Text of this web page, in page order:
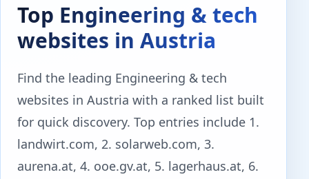
Top Engineering & tech
websites in Austria
Find the leading Engineering & tech
websites in Austria with a ranked list built
for quick discovery. Top entries include 1.
landwirt.com, 2. solarweb.com, 3.
aurena.at, 4. ooe.gv.at, 5. lagerhaus.at, 6.